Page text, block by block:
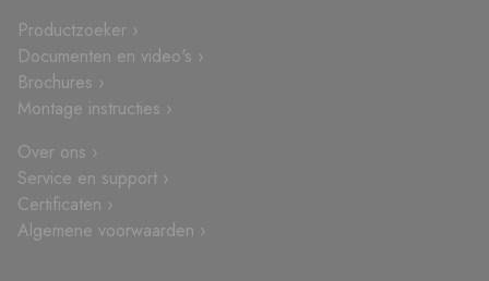
Productzoeker ›
Documenten en video's ›
Brochures ›
Montage instructies ›
Over ons ›
Service en support ›
Certificaten ›
Algemene voorwaarden ›